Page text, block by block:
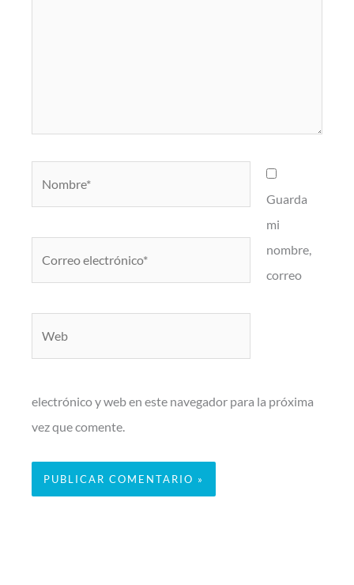
Guarda
mi
nombre,
correo
electrónico y web en este navegador para la próxima
vez que comente.